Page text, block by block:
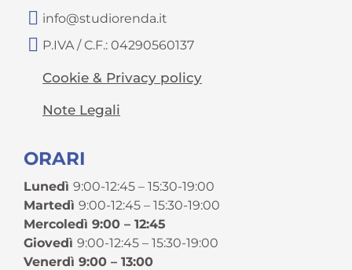
info@studiorenda.it
P.IVA / C.F.: 04290560137
Cookie & Privacy policy
Note Legali
ORARI
Lunedì 9:00-12:45 – 15:30-19:00
Martedì 9:00-12:45 – 15:30-19:00
Mercoledì 9:00 – 12:45
Giovedì 9:00-12:45 – 15:30-19:00
Venerdì 9:00 – 13:00